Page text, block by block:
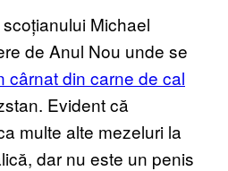
Michael
de Anul Nou unde se
cârnat din carne de cal
Evident că
multe alte mezeluri la
dar nu este un penis